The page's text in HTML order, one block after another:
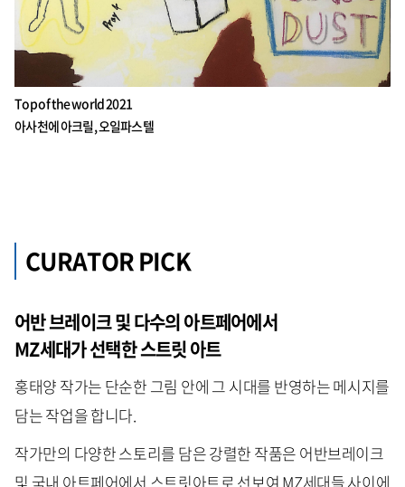
Top of the world 2021
아사천에 아크릴, 오일파스텔
CURATOR PICK
어반 브레이크 및 다수의 아트페어에서
MZ세대가 선택한 스트릿 아트
홍태양 작가는 단순한 그림 안에 그 시대를 반영하는 메시지를
담는 작업을 합니다.
작가만의 다양한 스토리를 담은 강렬한 작품은 어반브레이크
및 국내 아트페어에서 스트릿아트로 선보여 MZ세대들 사이에